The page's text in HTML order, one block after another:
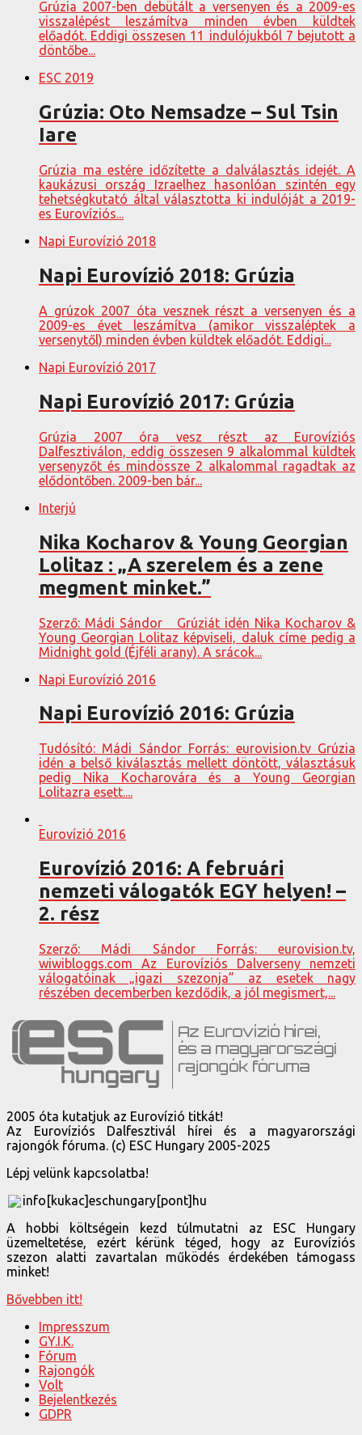
Grúzia 2007-ben debütált a versenyen és a 2009-es
visszalépést leszámítva minden évben küldtek
előadót. Eddigi összesen 11 indulójukból 7 bejutott a
döntőbe...
ESC 2019
Grúzia: Oto Nemsadze – Sul Tsin
Iare
Grúzia ma estére időzítette a dalválasztás idejét. A
kaukázusi ország Izraelhez hasonlóan szintén egy
tehetségkutató által választotta ki indulóját a 2019-
es Eurovíziós...
Napi Eurovízió 2018
Napi Eurovízió 2018: Grúzia
A grúzok 2007 óta vesznek részt a versenyen és a
2009-es évet leszámítva (amikor visszaléptek a
versenytől) minden évben küldtek előadót. Eddigi...
Napi Eurovízió 2017
Napi Eurovízió 2017: Grúzia
Grúzia 2007 óra vesz részt az Eurovíziós
Dalfesztiválon, eddig összesen 9 alkalommal küldtek
versenyzőt és mindössze 2 alkalommal ragadtak az
elődöntőben. 2009-ben bár...
Interjú
Nika Kocharov & Young Georgian
Lolitaz : „A szerelem és a zene
megment minket.”
Szerző: Mádi Sándor Grúziát idén Nika Kocharov &
Young Georgian Lolitaz képviseli, daluk címe pedig a
Midnight gold (Éjféli arany). A srácok...
Napi Eurovízió 2016
Napi Eurovízió 2016: Grúzia
Tudósító: Mádi Sándor Forrás: eurovision.tv Grúzia
idén a belső kiválasztás mellett döntött, választásuk
pedig Nika Kocharovára és a Young Georgian
Lolitazra esett....
Eurovízió 2016
Eurovízió 2016: A februári
nemzeti válogatók EGY helyen! –
2. rész
Szerző: Mádi Sándor Forrás: eurovision.tv,
wiwibloggs.com Az Eurovíziós Dalverseny nemzeti
válogatóinak „igazi szezonja” az esetek nagy
részében decemberben kezdődik, a jól megismert,...
2005 óta kutatjuk az Eurovízió titkát!
Az Eurovíziós Dalfesztivál hírei és a magyarországi
rajongók fóruma. (c) ESC Hungary 2005-2025
Lépj velünk kapcsolatba!
info[kukac]eschungary[pont]hu
A hobbi költségein kezd túlmutatni az ESC Hungary
üzemeltetése, ezért kérünk téged, hogy az Eurovíziós
szezon alatti zavartalan működés érdekében támogass
minket!
Bővebben itt!
Impresszum
GY.I.K.
Fórum
Rajongók
Volt
Bejelentkezés
GDPR